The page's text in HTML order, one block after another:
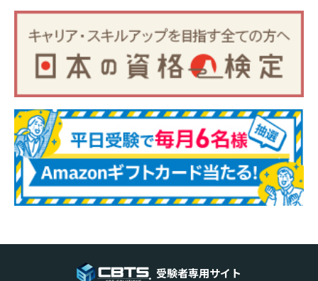
受験者専用サイト